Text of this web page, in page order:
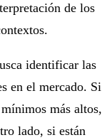
de los
identificar las
en el mercado. Si
más altos,
lado, si están